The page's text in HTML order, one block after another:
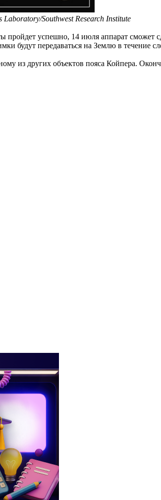
Southwest Research Institute
успешно, 14 июля аппарат сможет
будут передаваться на Землю в течение
из других объектов пояса Койпера.